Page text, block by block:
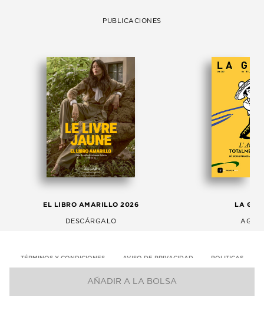
AÑADIR A LA BOLSA
PUBLICACIONES
EL LIBRO AMARILLO 2026
DESCÁRGALO
LA
TÉRMINOS Y CONDICIONES AVISO DE PRIVACIDAD POLITICAS